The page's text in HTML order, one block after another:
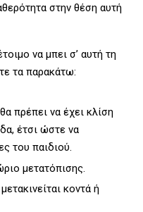
στην θέση αυτή
να μπει σ’ αυτή τη
τα παρακάτω:
πρέπει να έχει κλίση
έτσι ώστε να
του παιδιού.
μετατόπισης.
κοντά ή